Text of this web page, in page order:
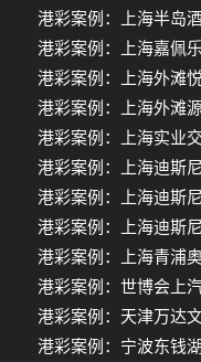
港彩案例：上海半岛
港彩案例：上海嘉佩
港彩案例：上海外滩
港彩案例：上海外滩
港彩案例：上海实业
港彩案例：上海迪斯
港彩案例：上海迪斯
港彩案例：上海迪斯
港彩案例：上海青浦
港彩案例：世博会上
港彩案例：天津万达
港彩案例：宁波东钱